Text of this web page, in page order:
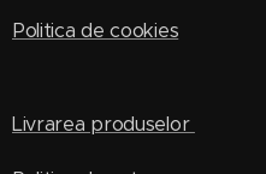
Politica de cookies
Livrarea produselor